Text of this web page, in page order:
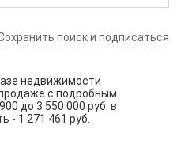
поиск и подписаться
недвижимости
с подробным
900 до 3 550 000 руб. в
- 1 271 461 руб.